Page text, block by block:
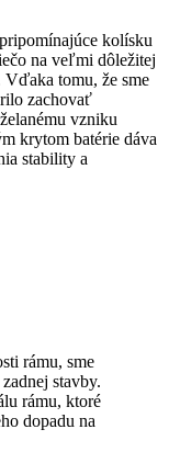
kolísku
na veľmi dôležitej
tomu, že sme
zachovať
vzniku
krytom batérie dáva
stability a
rámu, sme
stavby.
rámu, ktoré
dopadu na